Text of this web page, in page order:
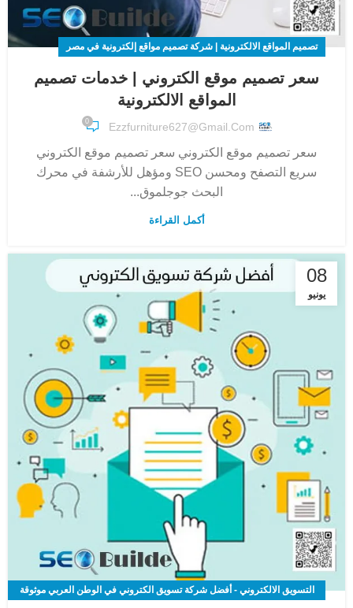
تصميم المواقع الالكترونية | شركة تصميم مواقع إلكترونية في مصر
سعر تصميم موقع الكتروني | خدمات تصميم
المواقع الالكترونية
Ezzfurniture627@gmail.com
0
سعر تصميم موقع الكتروني سعر تصميم موقع الكتروني
سريع التصفح ومحسن SEO ومؤهل للأرشفة في محرك
البحث جوجلموق...
أكمل القراءة
08
يونيو
التسويق الالكتروني - أفضل شركة تسويق الكتروني في الوطن العربي موثوقة